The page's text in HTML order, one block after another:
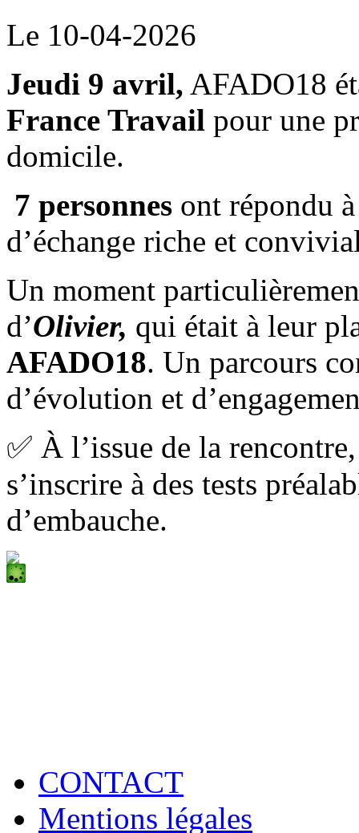
Le 10-04-2026
Jeudi 9 avril, AFADO18
France Travail pour une
domicile.
7 personnes ont répondu
d’échange riche et
Un moment
d’Olivier, qui était à leur
AFADO18. Un parcours
d’évolution et
✅ À l’issue de la
s’inscrire à des tests
d’embauche.
CONTACT
Mentions légales